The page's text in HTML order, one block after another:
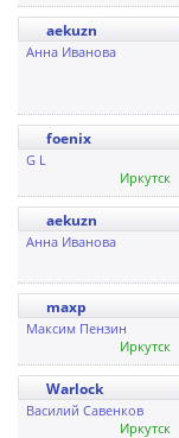
aekuzn
Анна Иванова
foenix
G L
Иркутск
aekuzn
Анна Иванова
maxp
Максим Пензин
Иркутск
Warlock
Василий Савенков
Иркутск